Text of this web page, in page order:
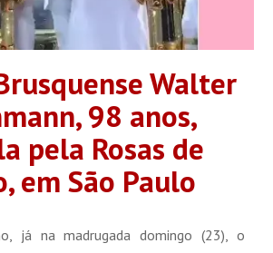
Walter
98 anos,
pela Rosas de
em São Paulo
já na madrugada domingo (23), o